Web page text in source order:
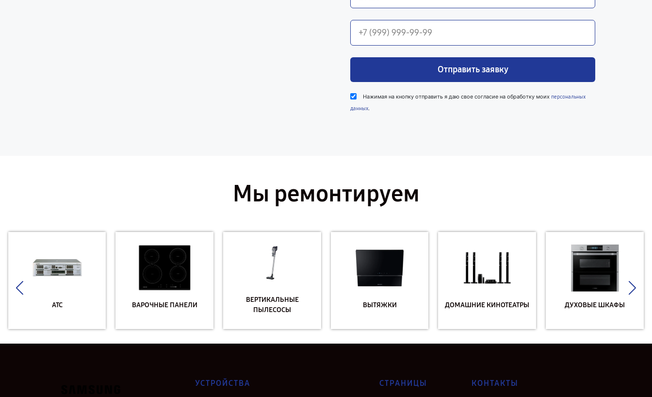
Отправить заявку
Нажимая на кнопку отправить я даю свое согласие на обработку моих персональных
данных.
Мы ремонтируем
АТС ВАРОЧНЫЕ ПАНЕЛИ
ВЕРТИКАЛЬНЫЕ
ПЫЛЕСОСЫ
ВЫТЯЖКИ ДОМАШНИЕ КИНОТЕАТРЫ ДУХОВЫЕ ШКАФЫ
УСТРОЙСТВА СТРАНИЦЫ КОНТАКТЫ